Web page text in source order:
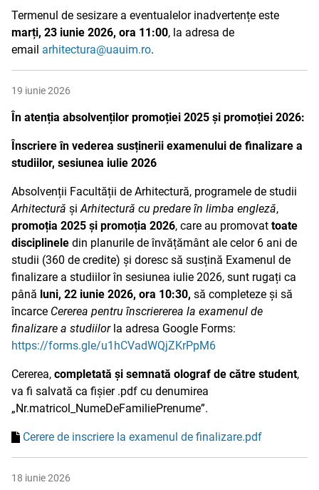
Termenul de sesizare a eventualelor inadvertențe este
marți, 23 iunie 2026, ora 11:00, la adresa de
email arhitectura@uauim.ro.
19 iunie 2026
În atenția absolvenților promoției 2025 și promoției 2026:
Înscriere în vederea susținerii examenului de finalizare a
studiilor, sesiunea iulie 2026
Absolvenții Facultății de Arhitectură, programele de studii
Arhitectură șiArhitectură cu predare în limba engleză,
promoția 2025 și promoția 2026, care au promovat toate
disciplinele din planurile de învățământ ale celor 6 ani de
studii (360 de credite) și doresc să susțină Examenul de
finalizare a studiilor în sesiunea iulie 2026, sunt rugați ca
până luni, 22 iunie 2026, ora 10:30, să completeze și să
încarce Cererea pentru înscriererea la examenul de
finalizare a studiilor la adresa Google Forms:
https://forms.gle/u1hCVadWQjZKrPpM6
Cererea, completată și semnată olograf de către student,
va fi salvată ca fișier .pdf cu denumirea
„Nr.matricol_NumeDeFamiliePrenume”.
Cerere de inscriere la examenul de finalizare.pdf
18 iunie 2026